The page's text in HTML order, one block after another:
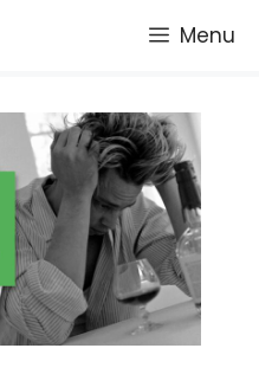
Menu